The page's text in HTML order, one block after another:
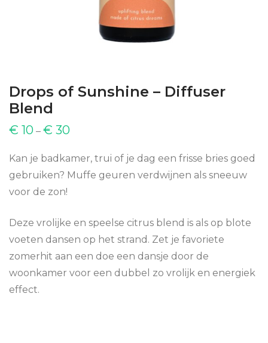
Drops of Sunshine – Diffuser
Blend
€ 10 – € 30
Kan je badkamer, trui of je dag een frisse bries goed
gebruiken? Muffe geuren verdwijnen als sneeuw
voor de zon!
Deze vrolijke en speelse citrus blend is als op blote
voeten dansen op het strand. Zet je favoriete
zomerhit aan een doe een dansje door de
woonkamer voor een dubbel zo vrolijk en energiek
effect.